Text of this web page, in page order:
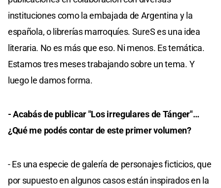
instituciones como la embajada de Argentina y la
española, o librerías marroquíes. SureS es una idea
literaria. No es más que eso. Ni menos. Es temática.
Estamos tres meses trabajando sobre un tema. Y
luego le damos forma.
- Acabás de publicar "Los irregulares de Tánger"…
¿Qué me podés contar de este primer volumen?
- Es una especie de galería de personajes ficticios, que
por supuesto en algunos casos están inspirados en la